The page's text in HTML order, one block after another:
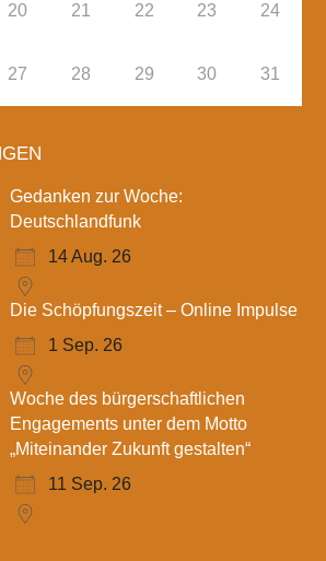
20 21 22 23 24
27 28 29 30 31
Gedanken zur Woche:
Deutschlandfunk
14 Aug. 26
Die Schöpfungszeit – Online Impulse
1 Sep. 26
Woche des bürgerschaftlichen
Engagements unter dem Motto
„Miteinander Zukunft gestalten“
11 Sep. 26